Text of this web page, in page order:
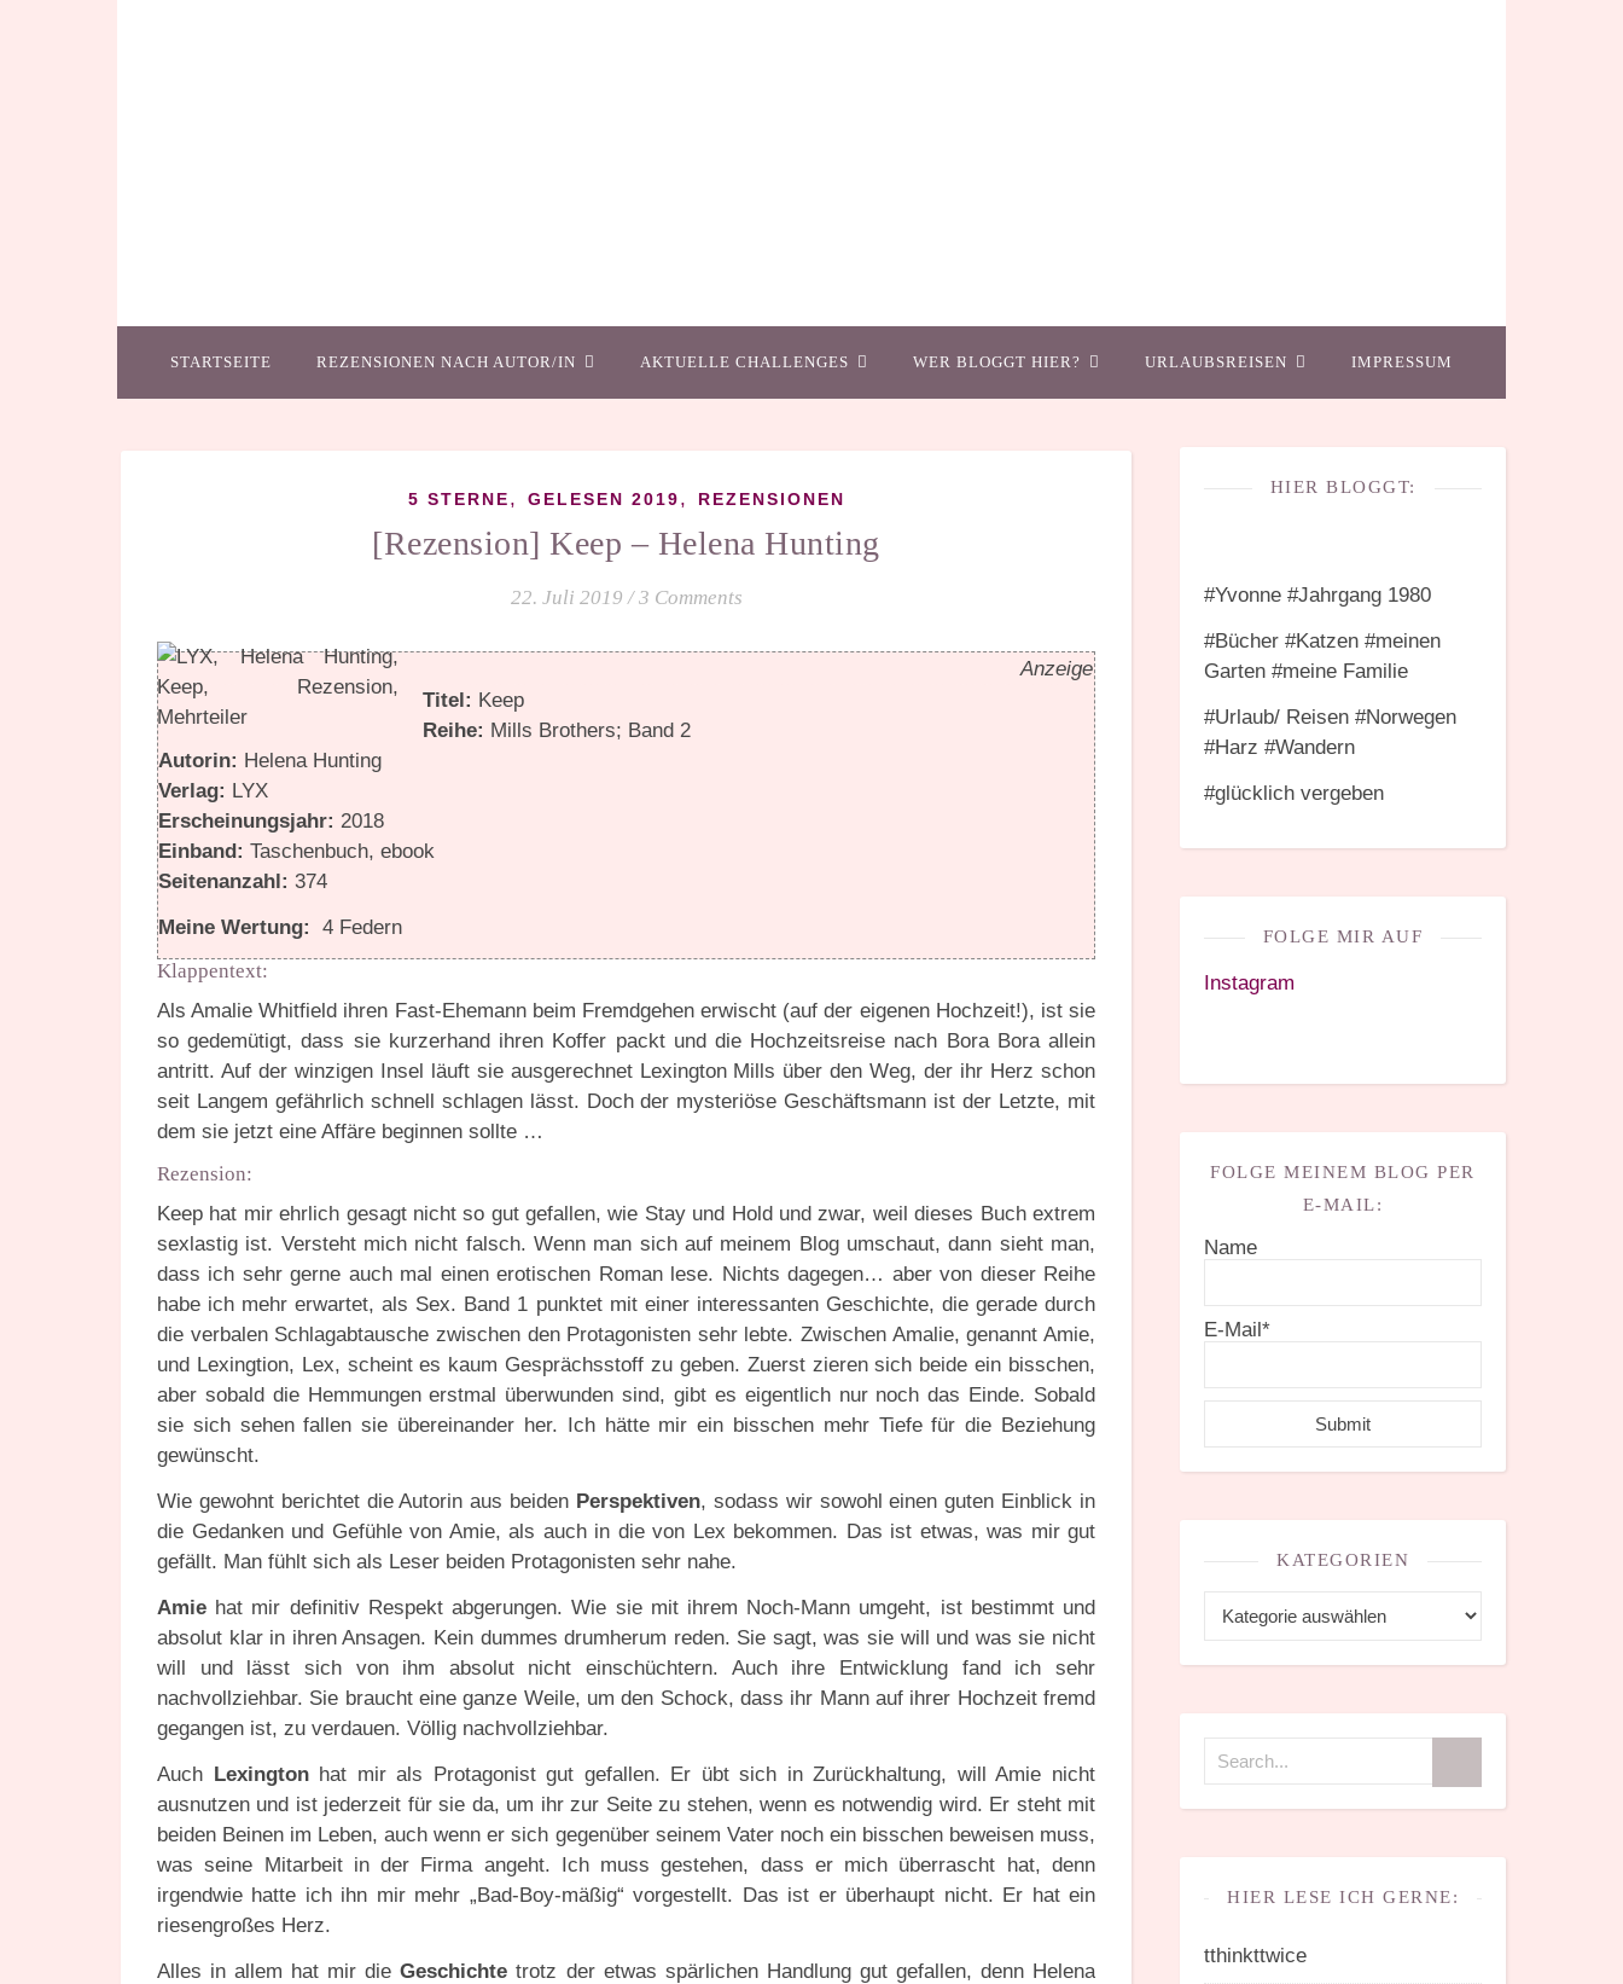
STARTSEITE REZENSIONEN NACH AUTOR/IN AKTUELLE CHALLENGES WER BLOGGT HIER? URLAUBSREISEN IMPRESSUM
5 STERNE, GELESEN 2019, REZENSIONEN
[Rezension] Keep – Helena Hunting
22. Juli 2019 / 3 Comments
Anzeige
Titel: Keep
Reihe: Mills Brothers; Band 2
Autorin: Helena Hunting
Verlag: LYX
Erscheinungsjahr: 2018
Einband: Taschenbuch, ebook
Seitenanzahl: 374
Meine Wertung:
4 Federn
Klappentext:
Als Amalie Whitfield ihren Fast-Ehemann beim Fremdgehen erwischt (auf der eigenen Hochzeit!), ist sie
so gedemütigt, dass sie kurzerhand ihren Koffer packt und die Hochzeitsreise nach Bora Bora allein
antritt. Auf der winzigen Insel läuft sie ausgerechnet Lexington Mills über den Weg, der ihr Herz schon
seit Langem gefährlich schnell schlagen lässt. Doch der mysteriöse Geschäftsmann ist der Letzte, mit
dem sie jetzt eine Affäre beginnen sollte …
Rezension:
Keep hat mir ehrlich gesagt nicht so gut gefallen, wie Stay und Hold und zwar, weil dieses Buch extrem
sexlastig ist. Versteht mich nicht falsch. Wenn man sich auf meinem Blog umschaut, dann sieht man,
dass ich sehr gerne auch mal einen erotischen Roman lese. Nichts dagegen… aber von dieser Reihe
habe ich mehr erwartet, als Sex. Band 1 punktet mit einer interessanten Geschichte, die gerade durch
die verbalen Schlagabtausche zwischen den Protagonisten sehr lebte. Zwischen Amalie, genannt Amie,
und Lexingtion, Lex, scheint es kaum Gesprächsstoff zu geben. Zuerst zieren sich beide ein bisschen,
aber sobald die Hemmungen erstmal überwunden sind, gibt es eigentlich nur noch das Einde. Sobald
sie sich sehen fallen sie übereinander her. Ich hätte mir ein bisschen mehr Tiefe für die Beziehung
gewünscht.
Wie gewohnt berichtet die Autorin aus beiden Perspektiven, sodass wir sowohl einen guten Einblick in
die Gedanken und Gefühle von Amie, als auch in die von Lex bekommen. Das ist etwas, was mir gut
gefällt. Man fühlt sich als Leser beiden Protagonisten sehr nahe.
Amie hat mir definitiv Respekt abgerungen. Wie sie mit ihrem Noch-Mann umgeht, ist bestimmt und
absolut klar in ihren Ansagen. Kein dummes drumherum reden. Sie sagt, was sie will und was sie nicht
will und lässt sich von ihm absolut nicht einschüchtern. Auch ihre Entwicklung fand ich sehr
nachvollziehbar. Sie braucht eine ganze Weile, um den Schock, dass ihr Mann auf ihrer Hochzeit fremd
gegangen ist, zu verdauen. Völlig nachvollziehbar.
Auch Lexingtonhat mir als Protagonist gut gefallen. Er übt sich in Zurückhaltung, will Amie nicht
ausnutzen und ist jederzeit für sie da, um ihr zur Seite zu stehen, wenn es notwendig wird. Er steht mit
beiden Beinen im Leben, auch wenn er sich gegenüber seinem Vater noch ein bisschen beweisen muss,
was seine Mitarbeit in der Firma angeht. Ich muss gestehen, dass er mich überrascht hat, denn
irgendwie hatte ich ihn mir mehr „Bad-Boy-mäßig“ vorgestellt. Das ist er überhaupt nicht. Er hat ein
riesengroßes Herz.
Alles in allem hat mir dieGeschichte trotz der etwas spärlichen Handlung gut gefallen, denn Helena
HIER BLOGGT:
#Yvonne #Jahrgang 1980
#Bücher #Katzen #meinen
Garten #meine Familie
#Urlaub/ Reisen #Norwegen
#Harz #Wandern
#glücklich vergeben
FOLGE MIR AUF
Instagram
FOLGE MEINEM BLOG PER
E-MAIL:
Name
E-Mail*
KATEGORIEN
HIER LESE ICH GERNE:
tthinkttwice